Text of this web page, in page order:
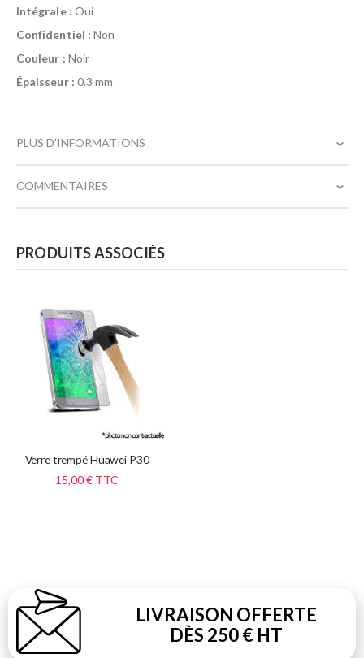
Intégrale : Oui
Confidentiel : Non
Couleur : Noir
Épaisseur : 0.3 mm
PLUS D'INFORMATIONS
COMMENTAIRES
PRODUITS ASSOCIÉS
Verre trempé Huawei P30
15,00 € TTC
LIVRAISON OFFERTE
DÈS 250 € HT